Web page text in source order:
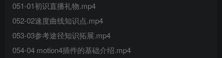
051-01初识直播礼物.mp4
052-02速度曲线知识点.mp4
053-03参考途径知识拓展.mp4
054-04 motion4插件的基础介绍.mp4